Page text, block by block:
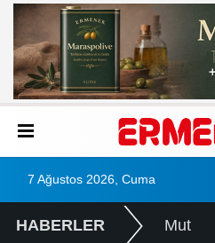
7 Ağustos 2026, Cuma
HABERLER Mut